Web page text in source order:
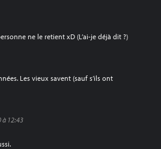
ne le retient xD (L’ai-je déjà dit ?)
Les vieux savent (sauf s’ils ont
à 12:43